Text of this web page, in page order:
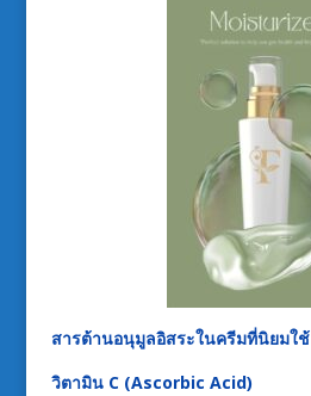
สารต้านอนุมูลอิสระในครีมที่นิยมใช้
วิตามิน C (Ascorbic Acid)